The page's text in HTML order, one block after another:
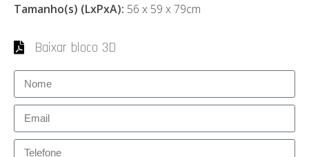
Tamanho(s) (LxPxA): 56 x 59 x 79cm
Baixar bloco 3D